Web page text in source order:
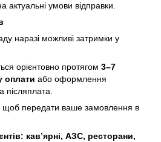
актуальні умови відправки.
наразі можливі затримки у
орієнтовно протягом 3–7
оплати або оформлення
передати ваше замовлення в
кав’ярні, АЗС, ресторани,